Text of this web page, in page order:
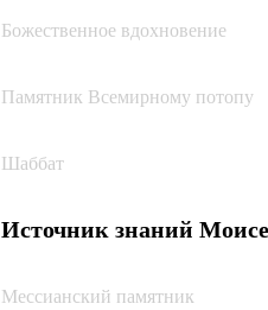
Божественное вдохновение
Памятник Всемирному потопу
Шаббат
Источник знаний
Мессианский памятник